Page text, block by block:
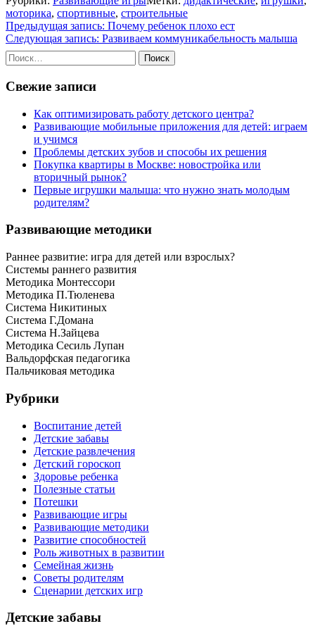
моторика, спортивные, строительные
Навигация
по
записям
Предыдущая запись: Почему ребенок плохо ест
Следующая запись: Развиваем коммуникабельность малыша
Найти:
Свежие записи
Как оптимизировать работу детского центра?
Развивающие мобильные приложения для детей: играем
и учимся
Проблемы детских зубов и способы их решения
Покупка квартиры в Москве: новостройка или
вторичный рынок?
Первые игрушки малыша: что нужно знать молодым
родителям?
Развивающие методики
Раннее развитие: игра для детей или взрослых?
Системы раннего развития
Методика Монтессори
Методика П.Тюленева
Система Никитиных
Система Г.Домана
Система Н.Зайцева
Методика Сесиль Лупан
Вальдорфская педагогика
Пальчиковая методика
Рубрики
Воспитание детей
Детские забавы
Детские развлечения
Детский гороскоп
Здоровье ребенка
Полезные статьи
Потешки
Развивающие игры
Развивающие методики
Развитие способностей
Роль животных в развитии
Семейная жизнь
Советы родителям
Сценарии детских игр
Детские забавы